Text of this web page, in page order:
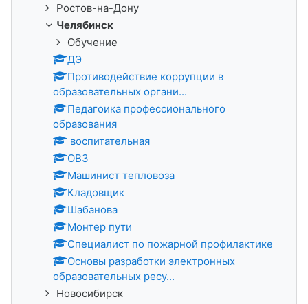
Ростов-на-Дону
Челябинск
Обучение
ДЭ
Противодействие коррупции в
образовательных органи...
Педагоика профессионального
образования
воспитательная
ОВЗ
Машинист тепловоза
Кладовщик
Шабанова
Монтер пути
Специалист по пожарной профилактике
Основы разработки электронных
образовательных ресу...
Новосибирск